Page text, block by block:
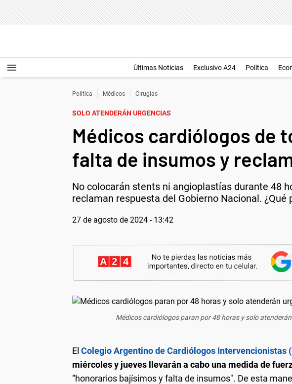
Últimas Noticias Exclusivo A24 Política
Política Médicos Cirugías
SOLO ATENDERÁN URGENCIAS
Médicos cardiólogos de
falta de insumos y
No colocarán stents ni angioplastías durante 48
reclaman respuesta del Gobierno Nacional. ¿Qué
27 de agosto de 2024 - 13:42
Médicos cardiólogos paran por 48 horas y solo
El Colegio Argentino de Cardiólogos Intervencionistas
miércoles y jueves llevarán a cabo una medida de
“honorarios bajísimos y falta de insumos". De esta